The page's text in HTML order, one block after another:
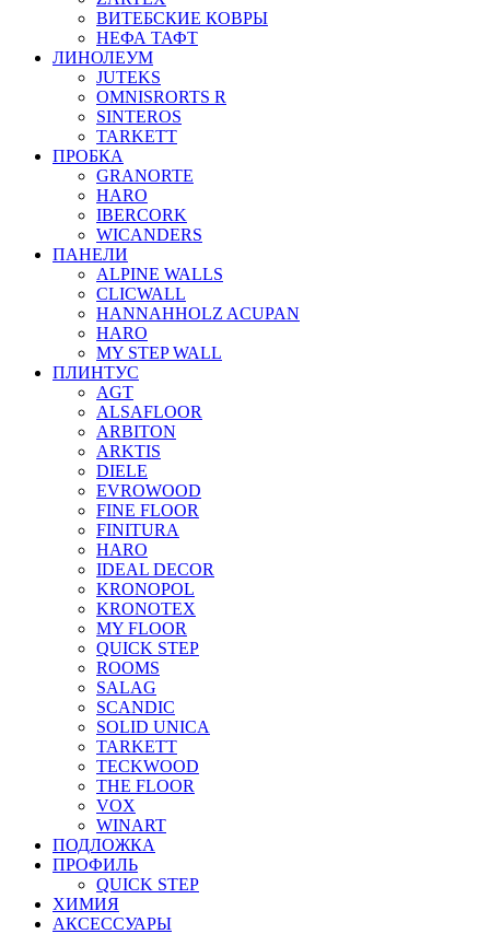
ВИТЕБСКИЕ КОВРЫ
НЕФА ТАФТ
ЛИНОЛЕУМ
JUTEKS
OMNISRORTS R
SINTEROS
TARKETT
ПРОБКА
GRANORTE
HARO
IBERCORK
WICANDERS
ПАНЕЛИ
ALPINE WALLS
CLICWALL
HANNAHHOLZ ACUPAN
HARO
MY STEP WALL
ПЛИНТУС
AGT
ALSAFLOOR
ARBITON
ARKTIS
DIELE
EVROWOOD
FINE FLOOR
FINITURA
HARO
IDEAL DECOR
KRONOPOL
KRONOTEX
MY FLOOR
QUICK STEP
ROOMS
SALAG
SCANDIC
SOLID UNICA
TARKETT
TECKWOOD
THE FLOOR
VOX
WINART
ПОДЛОЖКА
ПРОФИЛЬ
QUICK STEP
ХИМИЯ
АКСЕССУАРЫ